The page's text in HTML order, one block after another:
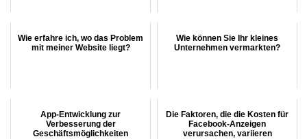
Wie erfahre ich, wo das Problem
mit meiner Website liegt?
Wie können Sie Ihr kleines
Unternehmen vermarkten?
App-Entwicklung zur
Verbesserung der
Geschäftsmöglichkeiten
Die Faktoren, die die Kosten für
Facebook-Anzeigen
verursachen, variieren